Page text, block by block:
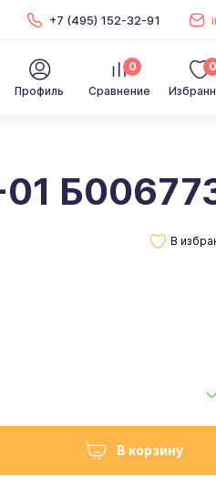
+7 (495) 152-32-91
Профиль Сравнение
0
0
01
В корзину